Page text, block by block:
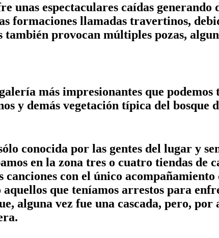
espectaculares caídas generando
formaciones llamadas travertinos,
provocan múltiples pozas,
más impresionantes que
y demás vegetación típica del bosque
conocida por las gentes del lugar y
en la zona tres o cuatro tiendas de
con el único
que teníamos arrestos para
alguna vez fue una cascada, pero, por